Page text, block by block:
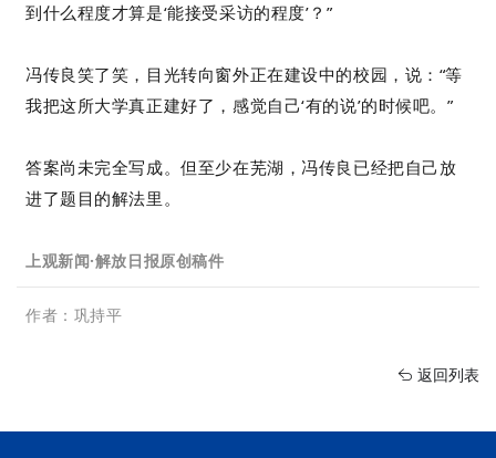
到什么程度才算是‘能接受采访的程度’？”
冯传良笑了笑，目光转向窗外正在建设中的校园，说：“等
我把这所大学真正建好了，感觉自己‘有的说’的时候吧。”
答案尚未完全写成。但至少在芜湖，冯传良已经把自己放
进了题目的解法里。
上观新闻·解放日报原创稿件
作者：巩持平
返回列表